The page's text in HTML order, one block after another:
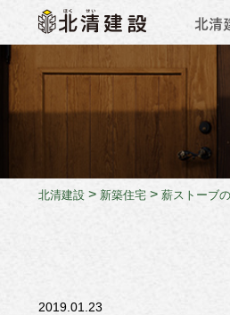
北清
北清建設 > 新築住宅 > 薪ストーブ
2019.01.23